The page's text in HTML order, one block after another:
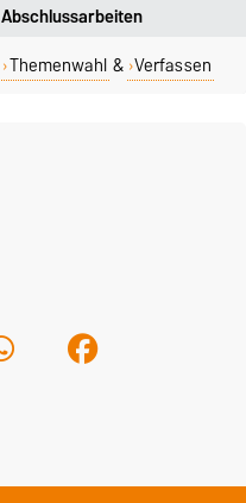
Abschlussarbeiten
Themenwahl & Verfassen